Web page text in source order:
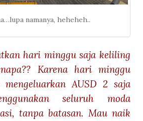
namanya, heheheh..
hari minggu saja keliling
Karena hari minggu
AUSD 2 saja
seluruh moda
tanpa batasan. Mau naik